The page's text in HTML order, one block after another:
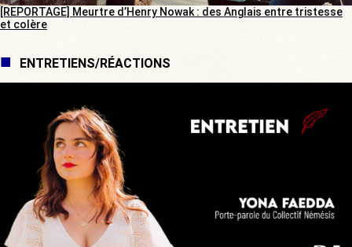
[REPORTAGE] Meurtre d’Henry Nowak : des Anglais entre tristesse
et colère
ENTRETIENS/RÉACTIONS